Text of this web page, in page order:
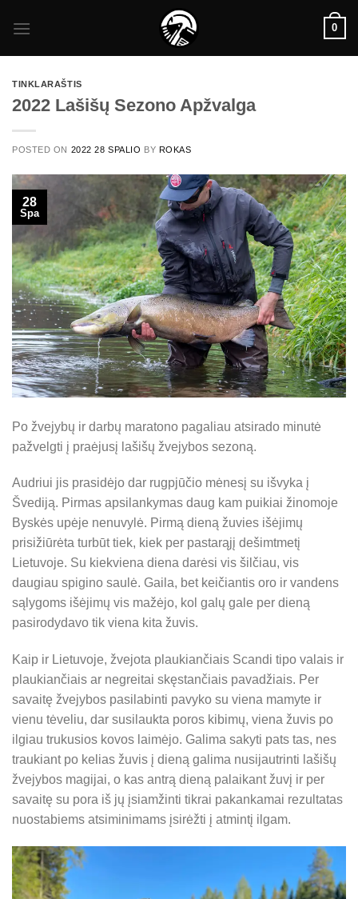
0
TINKLARAŠTIS
2022 Lašišų Sezono Apžvalga
POSTED ON 2022 28 SPALIO BY ROKAS
28
Spa
Po žvejybų ir darbų maratono pagaliau atsirado minutė
pažvelgti į praėjusį lašišų žvejybos sezoną.
Audriui jis prasidėjo dar rugpjūčio mėnesį su išvyka į
Švediją. Pirmas apsilankymas daug kam puikiai žinomoje
Byskės upėje nenuvylė. Pirmą dieną žuvies išėjimų
prisižiūrėta turbūt tiek, kiek per pastarąjį dešimtmetį
Lietuvoje. Su kiekviena diena darėsi vis šilčiau, vis
daugiau spigino saulė. Gaila, bet keičiantis oro ir vandens
sąlygoms išėjimų vis mažėjo, kol galų gale per dieną
pasirodydavo tik viena kita žuvis.
Kaip ir Lietuvoje, žvejota plaukiančiais Scandi tipo valais ir
plaukiančiais ar negreitai skęstančiais pavadžiais. Per
savaitę žvejybos pasilabinti pavyko su viena mamyte ir
vienu tėveliu, dar susilaukta poros kibimų, viena žuvis po
ilgiau trukusios kovos laimėjo. Galima sakyti pats tas, nes
traukiant po kelias žuvis į dieną galima nusijautrinti lašišų
žvejybos magijai, o kas antrą dieną palaikant žuvį ir per
savaitę su pora iš jų įsiamžinti tikrai pakankamai rezultatas
nuostabiems atsiminimams įsirėžti į atmintį ilgam.